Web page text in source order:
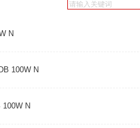
N
100W N
100W N